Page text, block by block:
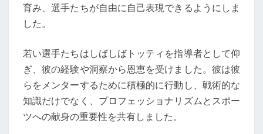
育み、選手たちが自由に自己表現できるようにしま
した。
若い選手たちはしばしばトッティを指導者として仰
ぎ、彼の経験や洞察から恩恵を受けました。彼は彼
らをメンターするために積極的に行動し、戦術的な
知識だけでなく、プロフェッショナリズムとスポー
ツへの献身の重要性を共有しました。